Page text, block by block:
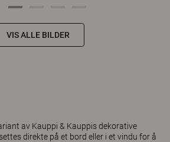
VIS ALLE BILDER
av Kauppi & Kauppis dekorative
direkte på et bord eller i et vindu for å